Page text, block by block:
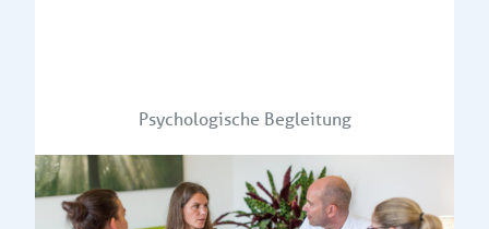
Psychologische Begleitung